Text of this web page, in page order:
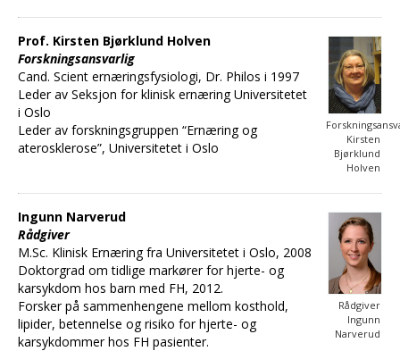
Kirsten
Bjørklund
Holven
Prof. Kirsten Bjørklund Holven
Forskningsansvarlig
Cand. Scient ernæringsfysiologi, Dr. Philos i 1997
Leder av Seksjon for klinisk ernæring Universitetet
i Oslo
Leder av forskningsgruppen “Ernæring og
aterosklerose”, Universitetet i Oslo
Rådgiver
Ingunn
Narverud
Ingunn Narverud
Rådgiver
M.Sc. Klinisk Ernæring fra Universitetet i Oslo, 2008
Doktorgrad om tidlige markører for hjerte- og
karsykdom hos barn med FH, 2012.
Forsker på sammenhengene mellom kosthold,
lipider, betennelse og risiko for hjerte- og
karsykdommer hos FH pasienter.